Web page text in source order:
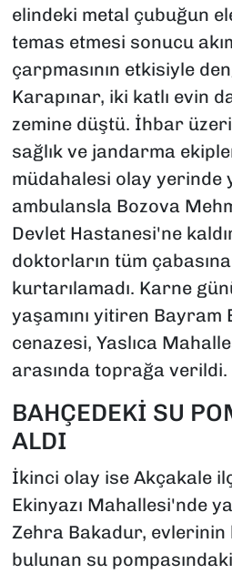
elindeki metal çubuğun
temas etmesi sonucu
çarpmasının etkisiyle
Karapınar, iki katlı evin
zemine düştü. İhbar
sağlık ve jandarma
müdahalesi olay yerinde
ambulansla Bozova
Devlet Hastanesi'ne
doktorların tüm
kurtarılamadı. Karne
yaşamını yitiren Bayram
cenazesi, Yaslıca
arasında toprağa verildi.
BAHÇEDEKİ SU
ALDI
İkinci olay ise Akçakale
Ekinyazı Mahallesi'nde
Zehra Bakadur, evlerinin
bulunan su